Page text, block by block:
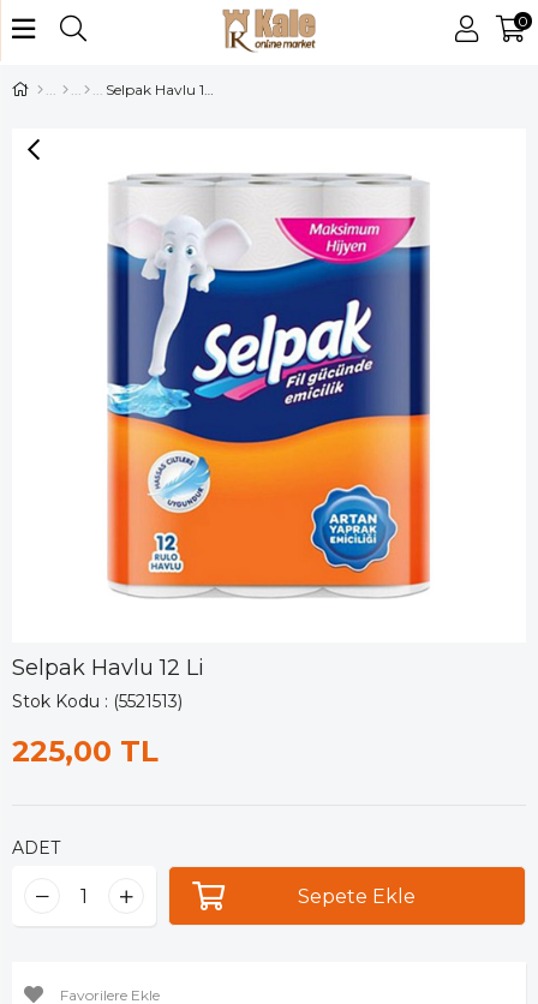
0
Selpak Havlu 12 Li
Selpak Havlu 12 Li
Stok Kodu (5521513)
225,00 TL
ADET
Favorilere Ekle